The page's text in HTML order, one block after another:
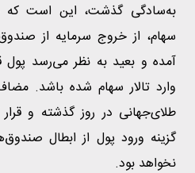
به‌سادگی گذشت، این است که
سهام، از خروج سرمایه از
آمده و بعید به نظر می‌رسد پول
طلای‌جهانی در روز گذشته و قرار
گزینه ورود پول از ابطال
نخواهد بود.